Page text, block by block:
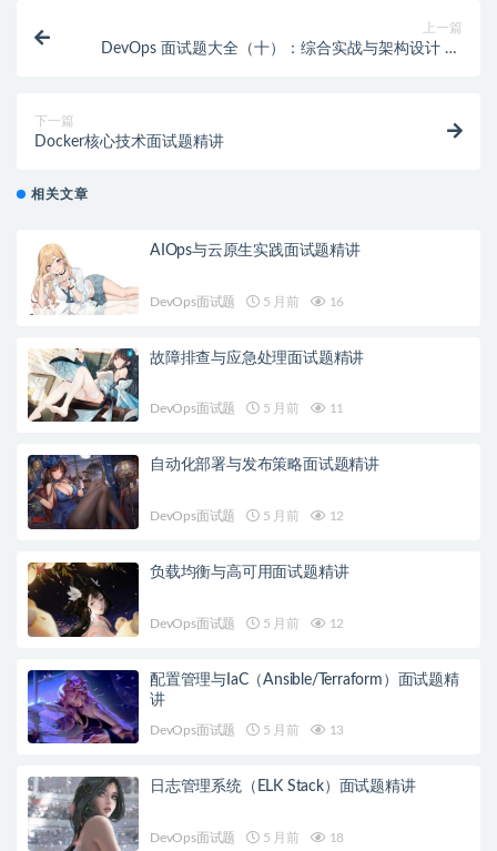
上一篇
DevOps 面试题大全（十）：综合实战与架构设计 50
下一篇
Docker核心技术面试题精讲
相关文章
AIOps与云原生实践面试题精讲
DevOps面试题 5 月前 16
故障排查与应急处理面试题精讲
DevOps面试题 5 月前 11
自动化部署与发布策略面试题精讲
DevOps面试题 5 月前 12
负载均衡与高可用面试题精讲
DevOps面试题 5 月前 12
配置管理与IaC（Ansible/Terraform）面试题精
讲
DevOps面试题 5 月前 13
日志管理系统（ELK Stack）面试题精讲
DevOps面试题 5 月前 18